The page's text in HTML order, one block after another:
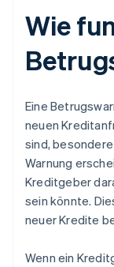
Wie
Eine
neuen
sind,
Warnung
Kreditgeber
sein könnte.
neuer Kredite
Wenn ein